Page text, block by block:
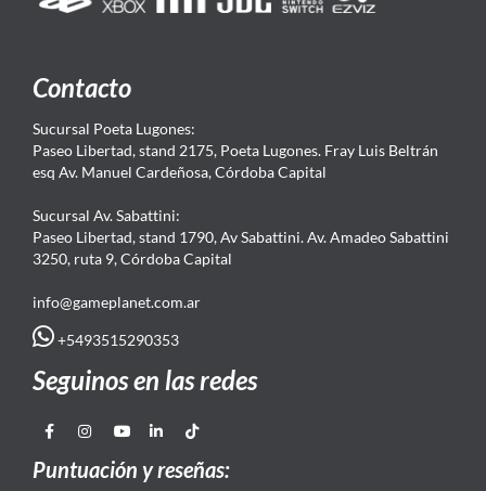
Contacto
Sucursal Poeta Lugones:
Paseo Libertad, stand 2175, Poeta Lugones. Fray Luis Beltrán
esq Av. Manuel Cardeñosa, Córdoba Capital
Sucursal Av. Sabattini:
Paseo Libertad, stand 1790, Av Sabattini. Av. Amadeo Sabattini
3250, ruta 9, Córdoba Capital
info@gameplanet.com.ar
+5493515290353
Seguinos en las redes
Puntuación y reseñas: